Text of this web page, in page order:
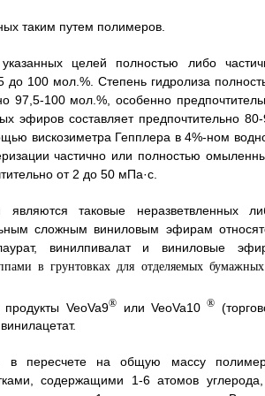
таким путем полимеров.
целей полностью либо
100 мол.%. Степень гидролиза
97,5-100 мол.%, особенно
эфиров составляет предпочтительно
вискозиметра Гепплера в 4%-ном
частично или полностью
от 2 до 50 мПа·с.
таковые неразветвленных
сложным виниловым эфирам
винилпивалат и виниловые
VeoVa9®или VeoVa10 ®
пересчете на общую массу
содержащими 1-6 атомов